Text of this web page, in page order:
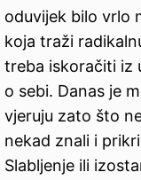
oduvijek bilo vrlo
koja traži
treba iskoračiti iz
o sebi. Danas je
vjeruju zato što
nekad znali i
Slabljenje ili